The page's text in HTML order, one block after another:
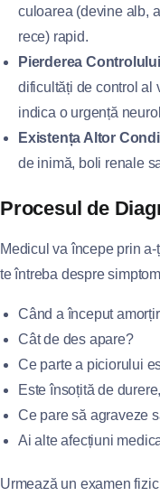
culoarea (devine alb,
rece) rapid.
Pierderea
dificultăți de control al
indica o urgență
Existența Altor
de inimă, boli renale
Procesul de
Medicul va începe prin
te întreba despre
Când a început
Cât de des apare?
Ce parte a piciorului
Este însoțită de
Ce pare să agraveze
Ai alte afecțiuni
Urmează un examen